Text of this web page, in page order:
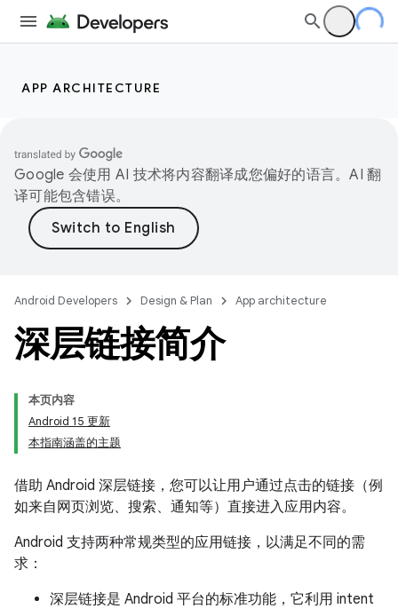
APP ARCHITECTURE
Google 会使用 AI 技术将内容翻译成您偏好的语言。AI 翻
译可能包含错误。
Android Developers Design & Plan App architecture
深层链接简介
本页内容
Android 15 更新
本指南涵盖的主题
借助 Android 深层链接，您可以让用户通过点击的链接（例
如来自网页浏览、搜索、通知等）直接进入应用内容。
Android 支持两种常规类型的应用链接，以满足不同的需
求：
深层链接是 Android 平台的标准功能，它利用 intent